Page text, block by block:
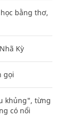
bằng thơ,
Kỳ
gọi
khủng", từng
có nổi